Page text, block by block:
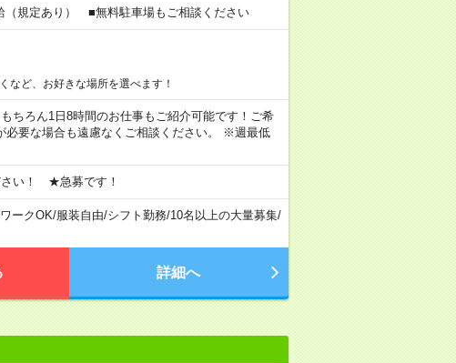
規定あり） ■無料駐車場もご相談ください
ど、お好きな場所を選べます！
ちろん1日8時間のお仕事もご紹介可能です！ご希
要な場合も遠慮なくご相談ください。 ※週最低
さい！ ★急募です！
ークOK/服装自由/シフト勤務/10名以上の大量募集/
詳細へ